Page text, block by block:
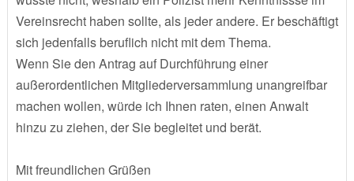
Vereinsrecht haben sollte, als jeder andere. Er beschäftigt
sich jedenfalls beruflich nicht mit dem Thema.
Wenn Sie den Antrag auf Durchführung einer
außerordentlichen Mitgliederversammlung unangreifbar
machen wollen, würde ich Ihnen raten, einen Anwalt
hinzu zu ziehen, der Sie begleitet und berät.
Mit freundlichen Grüßen